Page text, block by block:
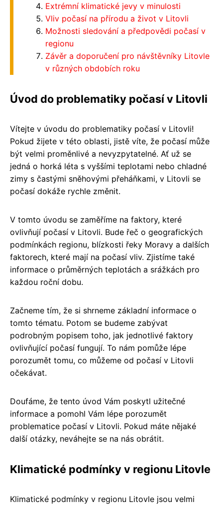
Extrémní klimatické jevy v minulosti
Vliv počasí na přírodu a život v Litovli
Možnosti sledování a předpovědi počasí v
regionu
Závěr a doporučení pro návštěvníky Litovle
v různých obdobích roku
Úvod do problematiky počasí v Litovli
Vítejte v úvodu do problematiky počasí v Litovli!
Pokud žijete v této oblasti, jistě víte, že počasí může
být velmi proměnlivé a nevyzpytatelné. Ať už se
jedná o horká léta s vyššími teplotami nebo chladné
zimy s častými sněhovými přeháňkami, v Litovli se
počasí dokáže rychle změnit.
V tomto úvodu se zaměříme na faktory, které
ovlivňují počasí v Litovli. Bude řeč o geografických
podmínkách regionu, blízkosti řeky Moravy a dalších
faktorech, které mají na počasí vliv. Zjistíme také
informace o průměrných teplotách a srážkách pro
každou roční dobu.
Začneme tím, že si shrneme základní informace o
tomto tématu. Potom se budeme zabývat
podrobným popisem toho, jak jednotlivé faktory
ovlivňující počasí fungují. To nám pomůže lépe
porozumět tomu, co můžeme od počasí v Litovli
očekávat.
Doufáme, že tento úvod Vám poskytl užitečné
informace a pomohl Vám lépe porozumět
problematice počasí v Litovli. Pokud máte nějaké
další otázky, neváhejte se na nás obrátit.
Klimatické podmínky v regionu Litovle
Klimatické podmínky v regionu Litovle jsou velmi